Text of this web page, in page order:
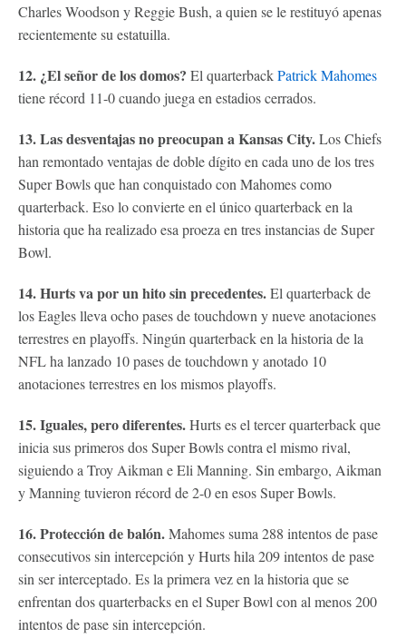
Charles Woodson y Reggie Bush, a quien se le restituyó apenas
recientemente su estatuilla.
12. ¿El señor de los domos? El quarterbackPatrick Mahomes
tiene récord 11-0 cuando juega en estadios cerrados.
13. Las desventajas no preocupan a Kansas City.Los Chiefs
han remontado ventajas de doble dígito en cada uno de los tres
Super Bowls que han conquistado con Mahomes como
quarterback. Eso lo convierte en el único quarterback en la
historia que ha realizado esa proeza en tres instancias de Super
Bowl.
14. Hurts va por un hito sin precedentes.El quarterback de
los Eagles lleva ocho pases de touchdown y nueve anotaciones
terrestres en playoffs. Ningún quarterback en la historia de la
NFL ha lanzado 10 pases de touchdown y anotado 10
anotaciones terrestres en los mismos playoffs.
15. Iguales, pero diferentes.Hurts es el tercer quarterback que
inicia sus primeros dos Super Bowls contra el mismo rival,
siguiendo a Troy Aikman e Eli Manning. Sin embargo, Aikman
y Manning tuvieron récord de 2-0 en esos Super Bowls.
16. Protección de balón.Mahomes suma 288 intentos de pase
consecutivos sin intercepción y Hurts hila 209 intentos de pase
sin ser interceptado. Es la primera vez en la historia que se
enfrentan dos quarterbacks en el Super Bowl con al menos 200
intentos de pase sin intercepción.